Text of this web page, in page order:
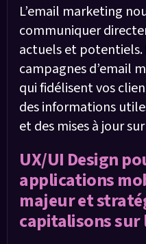
L’email marketing
communiquer
actuels et potentiels.
campagnes d’email
qui fidélisent vos
des informations
et des mises à jour
UX/UI Design
applications
majeur et
capitalisons sur